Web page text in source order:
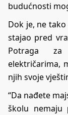
budućnosti
Dok je, ne
stajao pred
Potraga za
električarima,
njih svoje
“Da nađete
školu nemaju